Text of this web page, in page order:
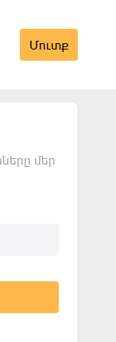
Մուտք
մեր